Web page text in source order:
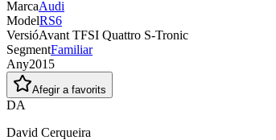
MarcaAudi
ModelRS6
VersióAvant TFSI Quattro S-Tronic
SegmentFamiliar
Any2015
Afegir a favorits
DA
David Cerqueira